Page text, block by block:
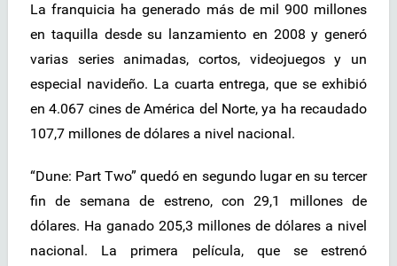
La franquicia ha generado más de mil 900 millones
en taquilla desde su lanzamiento en 2008 y generó
varias series animadas, cortos, videojuegos y un
especial navideño. La cuarta entrega, que se exhibió
en 4.067 cines de América del Norte, ya ha recaudado
107,7 millones de dólares a nivel nacional.
“Dune: Part Two” quedó en segundo lugar en su tercer
fin de semana de estreno, con 29,1 millones de
dólares. Ha ganado 205,3 millones de dólares a nivel
nacional. La primera película, que se estrenó